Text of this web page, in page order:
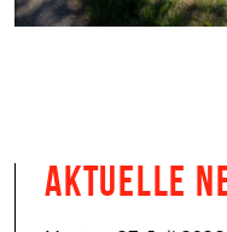
Aktuelle